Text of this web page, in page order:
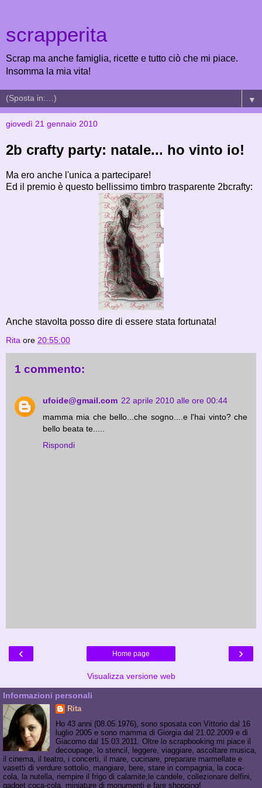
scrapperita
Scrap ma anche famiglia, ricette e tutto ciò che mi piace.
Insomma la mia vita!
▼
giovedì 21 gennaio 2010
2b crafty party: natale... ho vinto io!
Ma ero anche l'unica a partecipare!
Ed il premio è questo bellissimo timbro trasparente 2bcrafty:
Anche stavolta posso dire di essere stata fortunata!
Rita ore 20:55:00
1 commento:
ufoide@gmail.com 22 aprile 2010 alle ore 00:44
mamma mia che bello...che sogno....e l'hai vinto? che
bello beata te.....
Rispondi
‹ ›
Home page
Visualizza versione web
Informazioni personali
Rita
Ho 43 anni (08.05.1976), sono sposata con Vittorio dal 16
luglio 2005 e sono mamma di Giorgia dal 21.02.2009 e di
Giacomo dal 15.03.2011. Oltre lo scrapbooking mi piace il
decoupage, lo stencil, leggere, viaggiare, ascoltare musica,
il cinema, il teatro, i concerti, il mare, cucinare, preparare marmellate e
vasetti di verdure sottolio, mangiare, bere, stare in compagnia, la coca-
cola, la nutella, riempire il frigo di calamite,le candele, collezionare delfini,
gadget coca-cola, miniature di monumenti e fare shopping!